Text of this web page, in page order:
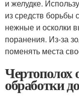
и желудке.
из средств
нежные и осколки
поранения. Из-за
поменять места
обработки